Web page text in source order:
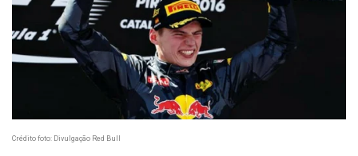
Crédito foto: Divulgação Red Bull